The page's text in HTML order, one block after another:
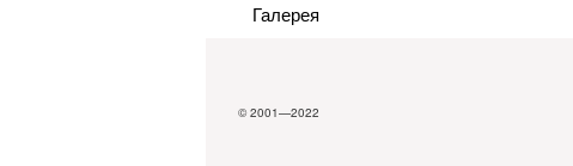
Галерея
© 2001—2022